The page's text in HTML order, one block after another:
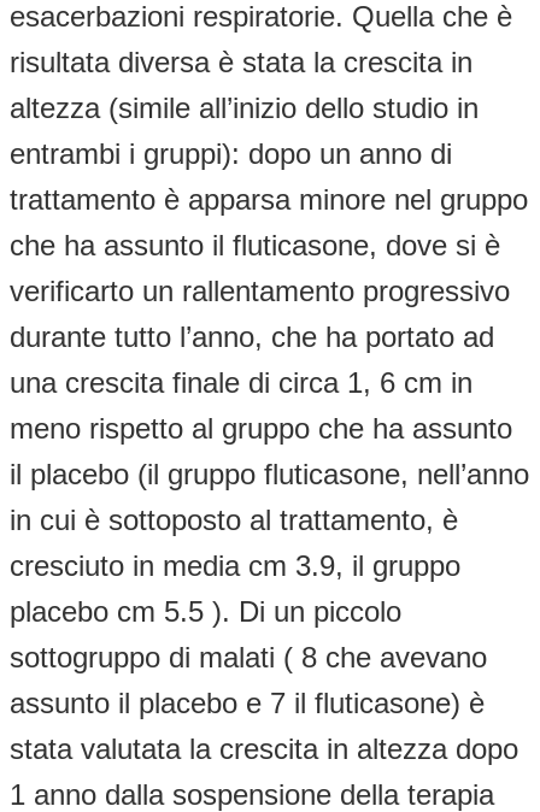
esacerbazioni respiratorie. Quella che è
risultata diversa è stata la crescita in
altezza (simile all’inizio dello studio in
entrambi i gruppi): dopo un anno di
trattamento è apparsa minore nel gruppo
che ha assunto il fluticasone, dove si è
verificarto un rallentamento progressivo
durante tutto l’anno, che ha portato ad
una crescita finale di circa 1, 6 cm in
meno rispetto al gruppo che ha assunto
il placebo (il gruppo fluticasone, nell’anno
in cui è sottoposto al trattamento, è
cresciuto in media cm 3.9, il gruppo
placebo cm 5.5 ). Di un piccolo
sottogruppo di malati ( 8 che avevano
assunto il placebo e 7 il fluticasone) è
stata valutata la crescita in altezza dopo
1 anno dalla sospensione della terapia